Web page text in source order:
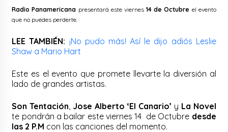
Radio Panamericana presentará este viernes14 de Octubre el evento
que no puedes perderte.
LEE TAMBIÉN: ¡No pudo más! Así le dijo adiós Leslie
Shaw a Mario Hart
Este es el evento que promete llevarte la diversión al
lado de grandes artistas.
Son Tentación Jose Alberto ‘El Canario’ y La Novel
te pondrán a bailar este viernes 14 de Octubre desde
las 2 P.M con las canciones del momento.